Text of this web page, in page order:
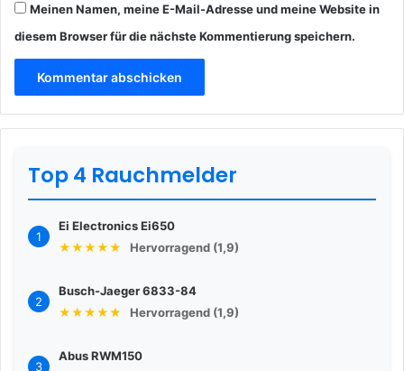
Meinen Namen, meine E-Mail-Adresse und meine Website in
diesem Browser für die nächste Kommentierung speichern.
Top 4 Rauchmelder
1
Ei Electronics Ei650
★★★★★
Hervorragend (1,9)
2
Busch-Jaeger 6833-84
★★★★★
Hervorragend (1,9)
3
Abus RWM150